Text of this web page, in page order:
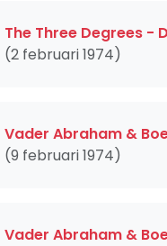
The Three Degrees -
(2 februari 1974)
Vader Abraham &
(9 februari 1974)
Vader Abraham &